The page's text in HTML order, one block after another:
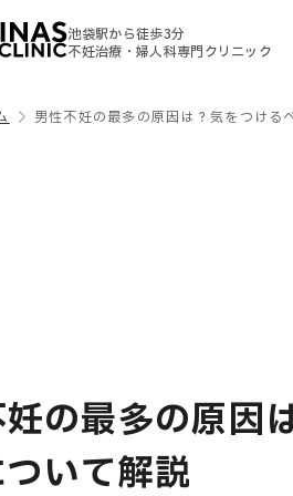
池袋駅から徒歩3分
不妊治療・婦人科専門クリニック
男性不妊の最多の原因は？気をつける
の最多の原因
いて解説